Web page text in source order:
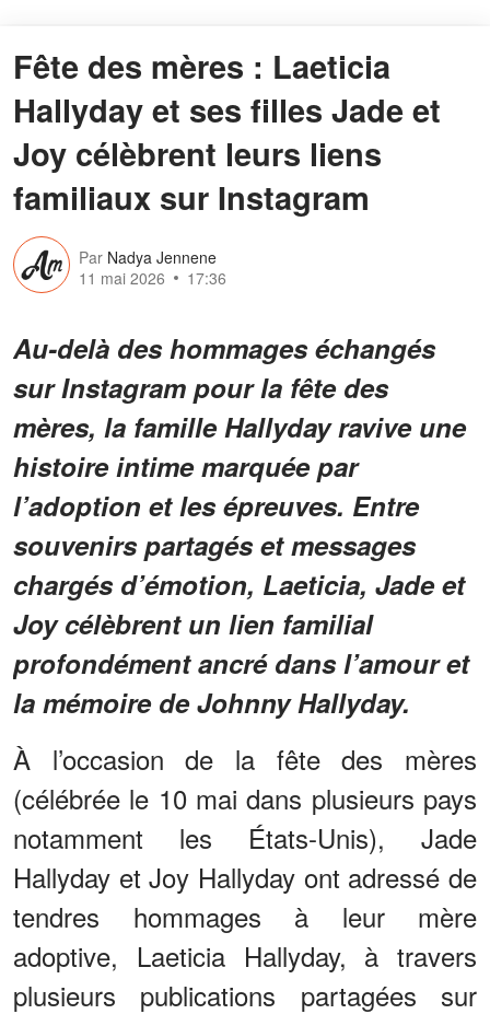
Fête des mères : Laeticia
Hallyday et ses filles Jade et
Joy célèbrent leurs liens
familiaux sur Instagram
Par Nadya Jennene
11 mai 2026
17:36
Au-delà des hommages échangés
sur Instagram pour la fête des
mères, la famille Hallyday ravive une
histoire intime marquée par
l’adoption et les épreuves. Entre
souvenirs partagés et messages
chargés d’émotion, Laeticia, Jade et
Joy célèbrent un lien familial
profondément ancré dans l’amour et
la mémoire de Johnny Hallyday.
À l’occasion de la fête des mères
(célébrée le 10 mai dans plusieurs pays
notamment les États-Unis), Jade
Hallyday et Joy Hallyday ont adressé de
tendres hommages à leur mère
adoptive, Laeticia Hallyday, à travers
plusieurs publications partagées sur